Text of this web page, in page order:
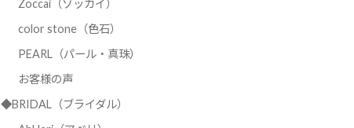
Zoccai（ゾッカイ）
color stone（色石）
PEARL（パール・真珠）
お客様の声
◆BRIDAL（ブライダル）